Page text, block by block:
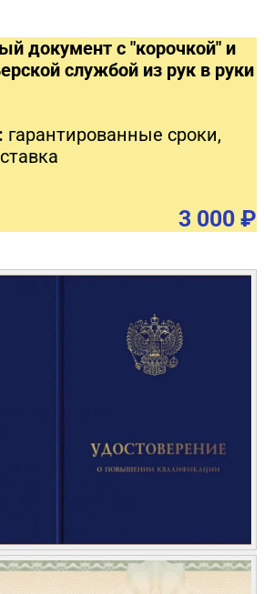
документ с "корочкой" и
службой из рук в руки
гарантированные сроки,
3 000 ₽